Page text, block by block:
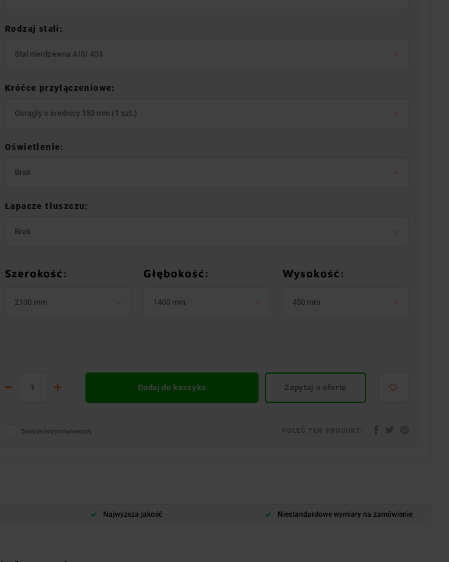
Rodzaj stali:
Stal nierdzewna AISI 403
Króćce przyłączeniowe:
Okrągły o średnicy 150 mm (1 szt.)
Oświetlenie:
Brak
Łapacze tłuszczu:
Brak
Szerokość:
2100 mm
Głębokość:
1400 mm
Wysokość:
450 mm
Dodaj do koszyka Zapytaj o ofertę
Dodaj do listy porównawczej
Najwyższa jakość Niestandardowe wymiary na zamówienie